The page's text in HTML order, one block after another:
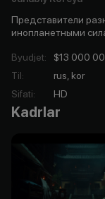
Представители
инопланетными
Byudjet:
$13 000
Til:
rus, kor
Sifati: HD
Kadrlar